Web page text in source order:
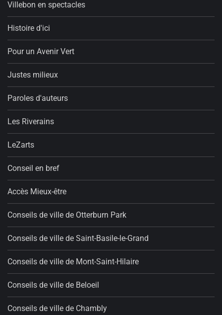
Villebon en spectacles
Histoire d'ici
Pour un Avenir Vert
Justes milieux
Paroles d'auteurs
Les Riverains
LeZarts
Conseil en bref
Accès Mieux-être
Conseils de ville de Otterburn Park
Conseils de ville de Saint-Basile-le-Grand
Conseils de ville de Mont-Saint-Hilaire
Conseils de ville de Beloeil
Conseils de ville de Chambly